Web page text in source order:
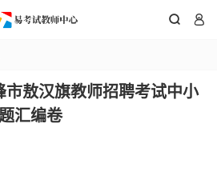
 
敖汉旗教师招聘考试中小
汇编卷